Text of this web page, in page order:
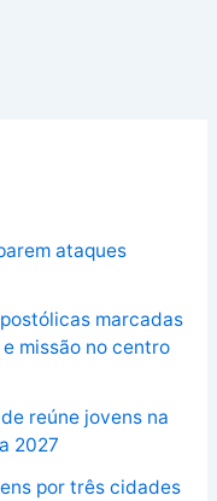
ataques
marcadas
missão no centro
reúne jovens na
2027
por três cidades